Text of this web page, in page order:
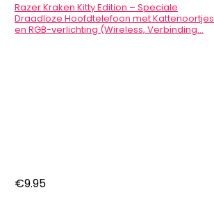
Razer Kraken Kitty Edition – Speciale
Draadloze Hoofdtelefoon met Kattenoortjes
en RGB-verlichting (Wireless, Verbinding…
€9.95